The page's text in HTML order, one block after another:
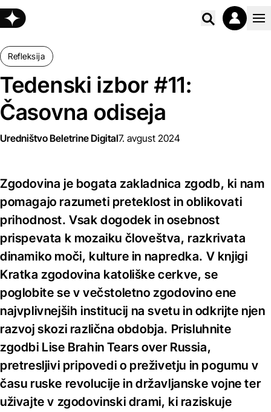
Refleksija
Tedenski izbor #11:
Časovna odiseja
Uredništvo Beletrine Digital7. avgust 2024
Zgodovina je bogata zakladnica zgodb, ki nam
pomagajo razumeti preteklost in oblikovati
prihodnost. Vsak dogodek in osebnost
prispevata k mozaiku človeštva, razkrivata
dinamiko moči, kulture in napredka. V knjigi
Kratka zgodovina katoliške cerkve, se
poglobite se v večstoletno zgodovino ene
najvplivnejših institucij na svetu in odkrijte njen
razvoj skozi različna obdobja. Prisluhnite
zgodbi Lise Brahin Tears over Russia,
pretresljivi pripovedi o preživetju in pogumu v
času ruske revolucije in državljanske vojne ter
uživajte v zgodovinski drami, ki raziskuje